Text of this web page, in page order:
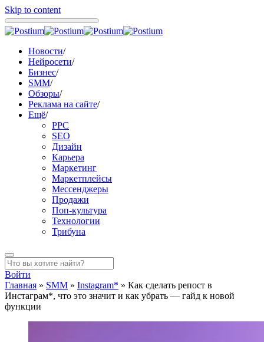
Skip to content
Новости/
Нейросети/
Бизнес/
SMM/
Обзоры/
Реклама на сайте/
Ещё/
PPC
SEO
Дизайн
Карьера
Маркетинг
Маркетплейсы
Мессенджеры
Продажи
Поп-культура
Технологии
Трибуна
Войти
Главная » SMM » Instagram* » Как сделать репост в
Инстаграм*, что это значит и как убрать — гайд к новой
функции